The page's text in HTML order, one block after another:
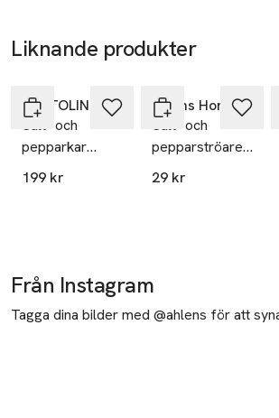
Liknande produkter
PORTOLINO LIVING
Salt- och
pepparkar
LEMONS
199 kr
Åhléns Home
Salt- och
pepparströare
BISTRO
29 kr
Från Instagram
Tagga dina bilder med @ahlens för att